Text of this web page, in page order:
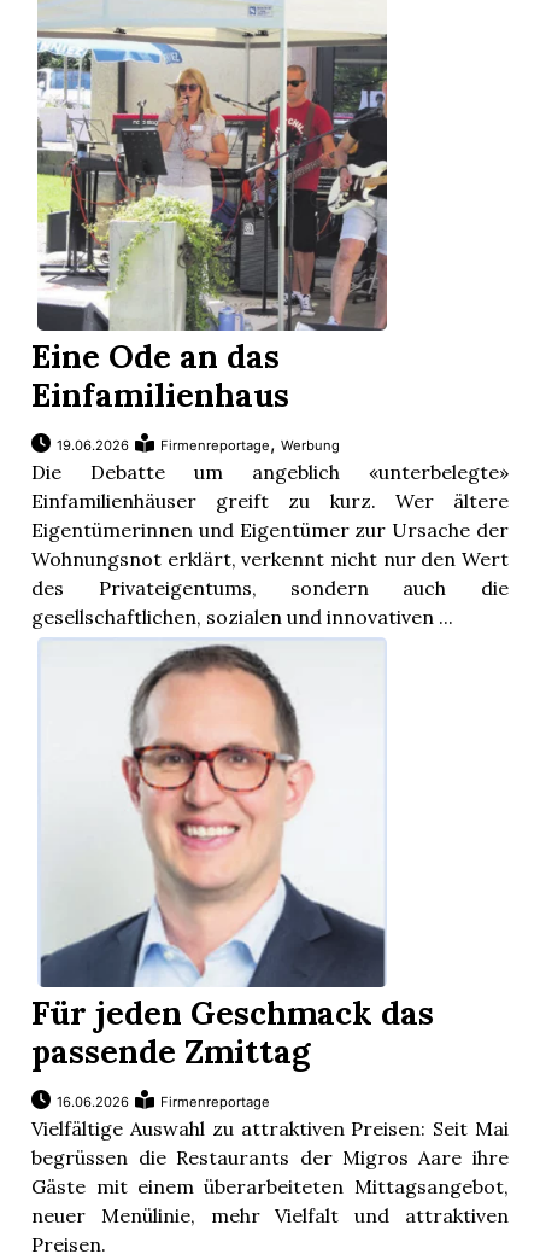
Eine Ode an das
Einfamilienhaus
19.06.2026 Firmenreportage,Werbung
Die Debatte um angeblich «unterbelegte»
Einfamilienhäuser greift zu kurz. Wer ältere
Eigentümerinnen und Eigentümer zur Ursache der
Wohnungsnot erklärt, verkennt nicht nur den Wert
des Privateigentums, sondern auch die
gesellschaftlichen, sozialen und innovativen ...
Für jeden Geschmack das
passende Zmittag
16.06.2026 Firmenreportage
Vielfältige Auswahl zu attraktiven Preisen: Seit Mai
begrüssen die Restaurants der Migros Aare ihre
Gäste mit einem überarbeiteten Mittagsangebot,
neuer Menülinie, mehr Vielfalt und attraktiven
Preisen.